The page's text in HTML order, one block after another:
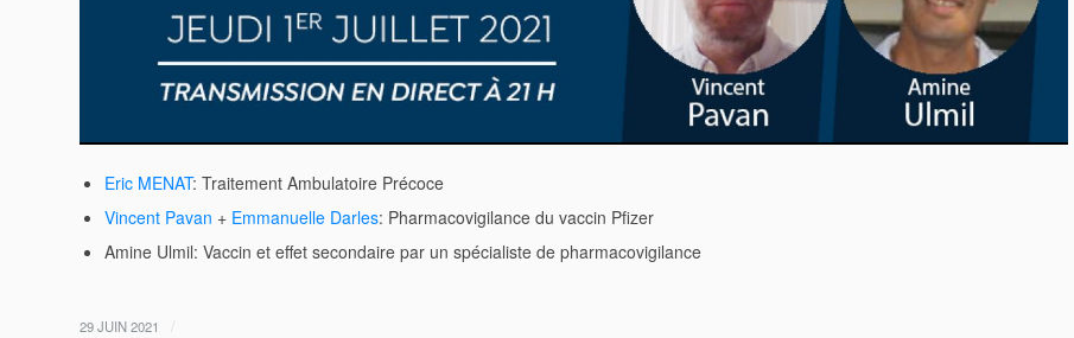
Eric MENAT: Traitement Ambulatoire Précoce
Vincent Pavan + Emmanuelle Darles: Pharmacovigilance du vaccin Pfizer
Amine Ulmil: Vaccin et effet secondaire par un spécialiste de pharmacovigilance
29 JUIN 2021 /